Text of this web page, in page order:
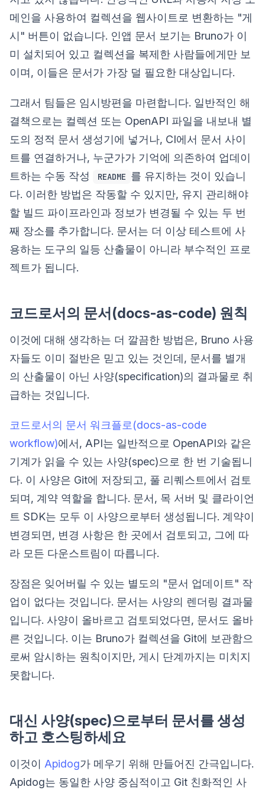
메인을 사용하여 컬렉션을 웹사이트로 변환하는 "게
시" 버튼이 없습니다. 인앱 문서 보기는 Bruno가 이
미 설치되어 있고 컬렉션을 복제한 사람들에게만 보
이며, 이들은 문서가 가장 덜 필요한 대상입니다.
그래서 팀들은 임시방편을 마련합니다. 일반적인 해
결책으로는 컬렉션 또는 OpenAPI 파일을 내보내 별
도의 정적 문서 생성기에 넣거나, CI에서 문서 사이
트를 연결하거나, 누군가가 기억에 의존하여 업데이
트하는 수동 작성
README 를 유지하는 것이 있습니
다. 이러한 방법은 작동할 수 있지만, 유지 관리해야
할 빌드 파이프라인과 정보가 변경될 수 있는 두 번
째 장소를 추가합니다. 문서는 더 이상 테스트에 사
용하는 도구의 일등 산출물이 아니라 부수적인 프로
젝트가 됩니다.
코드로서의 문서(docs-as-code) 원칙
이것에 대해 생각하는 더 깔끔한 방법은, Bruno 사용
자들도 이미 절반은 믿고 있는 것인데, 문서를 별개
의 산출물이 아닌 사양(specification)의 결과물로 취
급하는 것입니다.
코드로서의 문서 워크플로(docs-as-code
workflow)에서, API는 일반적으로 OpenAPI와 같은
기계가 읽을 수 있는 사양(spec)으로 한 번 기술됩니
다. 이 사양은 Git에 저장되고, 풀 리퀘스트에서 검토
되며, 계약 역할을 합니다. 문서, 목 서버 및 클라이언
트 SDK는 모두 이 사양으로부터 생성됩니다. 계약이
변경되면, 변경 사항은 한 곳에서 검토되고, 그에 따
라 모든 다운스트림이 따릅니다.
장점은 잊어버릴 수 있는 별도의 "문서 업데이트" 작
업이 없다는 것입니다. 문서는 사양의 렌더링 결과물
입니다. 사양이 올바르고 검토되었다면, 문서도 올바
른 것입니다. 이는 Bruno가 컬렉션을 Git에 보관함으
로써 암시하는 원칙이지만, 게시 단계까지는 미치지
못합니다.
대신 사양(spec)으로부터 문서를 생성
하고 호스팅하세요
이것이 Apidog가 메우기 위해 만들어진 간극입니다.
Apidog는 동일한 사양 중심적이고 Git 친화적인 사